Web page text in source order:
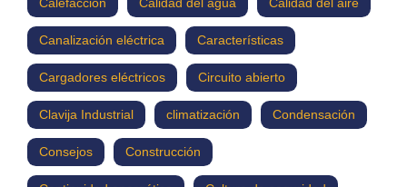
Calefacción Calidad del agua Calidad del aire
Canalización eléctrica Características
Cargadores eléctricos Circuito abierto
Clavija Industrial climatización Condensación
Consejos Construcción